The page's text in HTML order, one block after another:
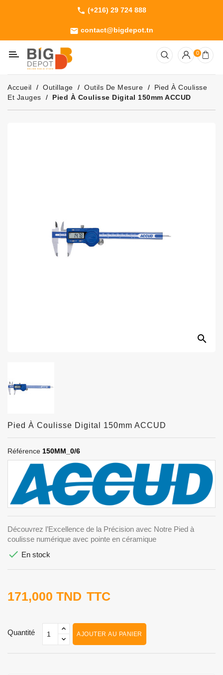
phone (+216) 29 724 888
email contact@bigdepot.tn
Machines
Outillage
Jardinage
Consommables
0
Accueil Outillage Outils De Mesure
Pied À Coulisse
Et Jauges
Pied À Coulisse Digital 150mm ACCUD
search
Pied À Coulisse Digital 150mm ACCUD
Référence 150MM_0/6
Découvrez l’Excellence de la Précision avec Notre Pied à
coulisse numérique avec pointe en céramique
 En stock
171,000 TND TTC
Quantité AJOUTER AU PANIER